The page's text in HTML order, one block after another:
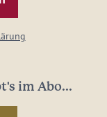
im Abo...